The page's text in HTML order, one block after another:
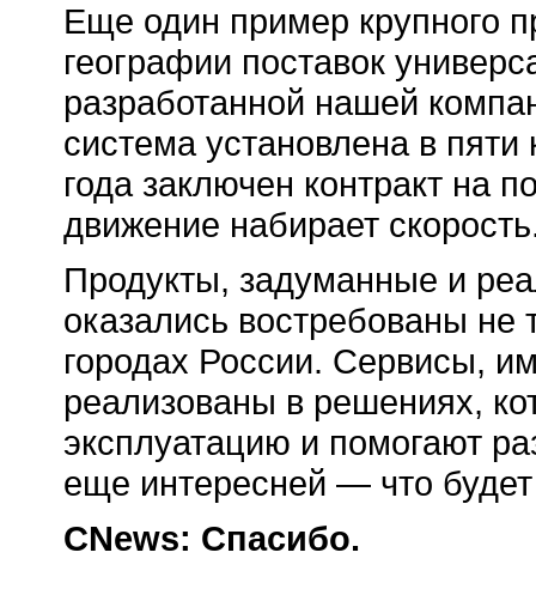
Еще один пример крупного
географии поставок
разработанной нашей
система установлена в
года заключен контракт на
движение набирает
Продукты, задуманные и
оказались востребованы не
городах России. Сервисы,
реализованы в решениях,
эксплуатацию и помогают
еще интересней — что
CNews: Спасибо.